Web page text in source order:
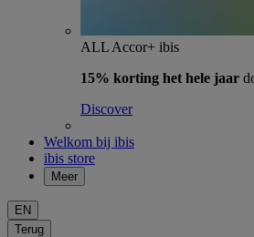
ALL Accor+ ibis
15% korting het hele jaar
Discover
Welkom bij ibis
ibis store
Meer
EN
Terug